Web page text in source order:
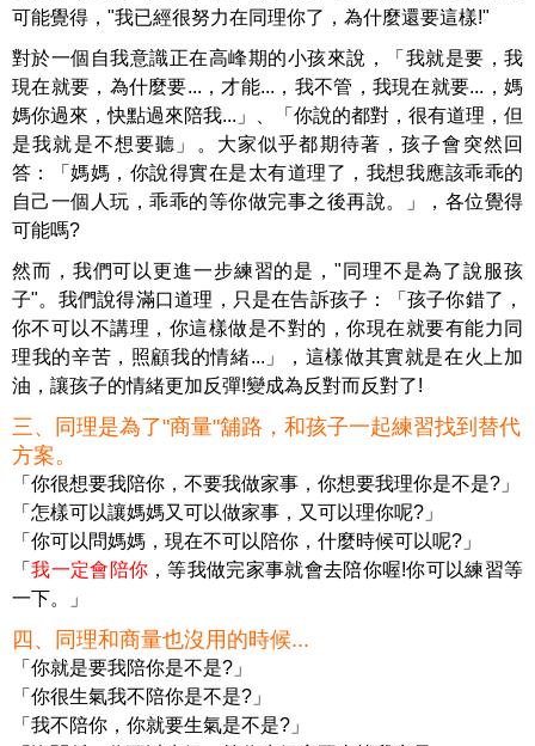
可能覺得，"我已經很努力在同理你了，為什麼還要這樣!"
對於一個自我意識正在高峰期的小孩來說，「我就是要，我
現在就要，為什麼要...，才能...，我不管，我現在就要...，媽
媽你過來，快點過來陪我...」、「你說的都對，很有道理，但
是我就是不想要聽」。大家似乎都期待著，孩子會突然回
答：「媽媽，你說得實在是太有道理了，我想我應該乖乖的
自己一個人玩，乖乖的等你做完事之後再說。」，各位覺得
可能嗎?
然而，我們可以更進一步練習的是，"同理不是為了說服孩
子"。我們說得滿口道理，只是在告訴孩子：「孩子你錯了，
你不可以不講理，你這樣做是不對的，你現在就要有能力同
理我的辛苦，照顧我的情緒...」，這樣做其實就是在火上加
油，讓孩子的情緒更加反彈!變成為反對而反對了!
三、同理是為了"商量"舖路，和孩子一起練習找到替代
方案。
「你很想要我陪你，不要我做家事，你想要我理你是不是?」
「怎樣可以讓媽媽又可以做家事，又可以理你呢?」
「你可以問媽媽，現在不可以陪你，什麼時候可以呢?」
「我一定會陪你 ，等我做完家事就會去陪你喔!你可以練習等
一下。」
四、同理和商量也沒用的時候...
「你就是要我陪你是不是?」
「你很生氣我不陪你是不是?」
「我不陪你，你就要生氣是不是?」